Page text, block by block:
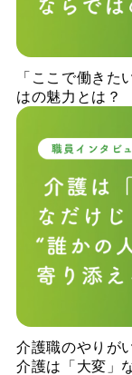
「ここで働きた
はの魅力とは？
介護職のやりが
介護は「大変」